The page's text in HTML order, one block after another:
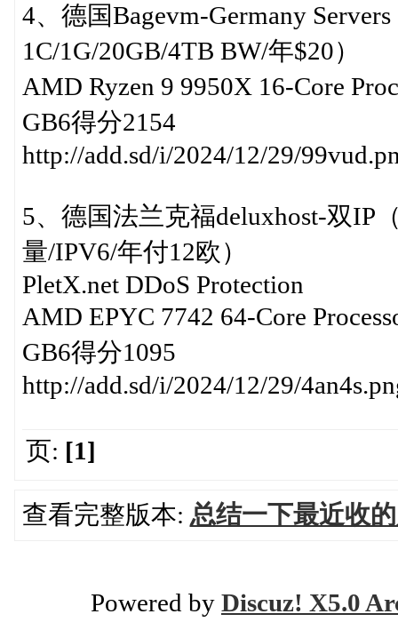
4、德国Bagevm-Germany
1C/1G/20GB/4TB BW/年$20）
AMD Ryzen 9 9950X 16-Core
GB6得分2154
http://add.sd/i/2024/12/29/
5、德国法兰克福deluxhost-双IP
量/IPV6/年付12欧）
PletX.net DDoS Protection
AMD EPYC 7742 64-Core
GB6得分1095
http://add.sd/i/2024/12/29/
页: [1]
查看完整版本: 总结一下最近收
Powered by Discuz! X5.0